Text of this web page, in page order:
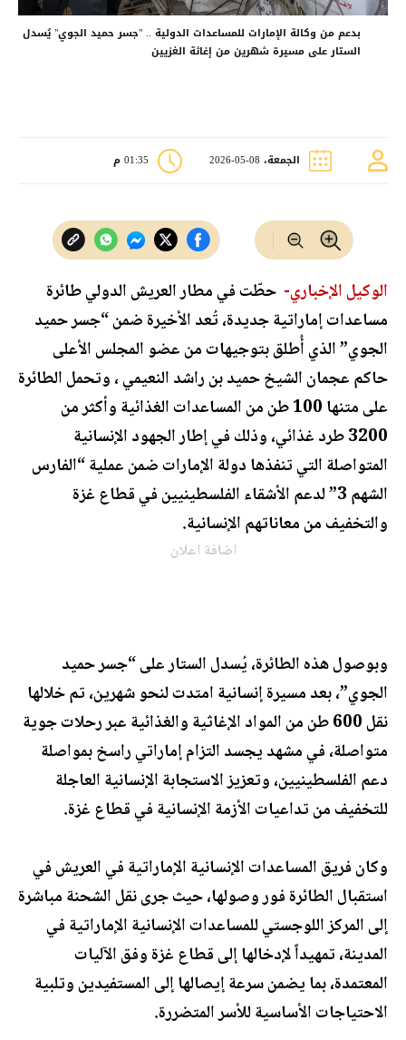
بدعم من وكالة الإمارات للمساعدات الدولية .. "جسر حميد الجوي" يُسدل
الستار على مسيرة شهرين من إغاثة الغزيين
الجمعة، 08-05-2026 01:35 م
الوكيل الإخباري- حطّت في مطار العريش الدولي طائرة
مساعدات إماراتية جديدة، تُعد الأخيرة ضمن “جسر حميد
الجوي” الذي أُطلق بتوجيهات من عضو المجلس الأعلى
حاكم عجمان الشيخ حميد بن راشد النعيمي ، وتحمل الطائرة
على متنها 100 طن من المساعدات الغذائية وأكثر من
3200 طرد غذائي، وذلك في إطار الجهود الإنسانية
المتواصلة التي تنفذها دولة الإمارات ضمن عملية “الفارس
الشهم 3” لدعم الأشقاء الفلسطينيين في قطاع غزة
والتخفيف من معاناتهم الإنسانية.
اضافة اعلان
وبوصول هذه الطائرة، يُسدل الستار على “جسر حميد
الجوي”، بعد مسيرة إنسانية امتدت لنحو شهرين، تم خلالها
نقل 600 طن من المواد الإغاثية والغذائية عبر رحلات جوية
متواصلة، في مشهد يجسد التزام إماراتي راسخ بمواصلة
دعم الفلسطينيين، وتعزيز الاستجابة الإنسانية العاجلة
للتخفيف من تداعيات الأزمة الإنسانية في قطاع غزة.
وكان فريق المساعدات الإنسانية الإماراتية في العريش في
استقبال الطائرة فور وصولها، حيث جرى نقل الشحنة مباشرة
إلى المركز اللوجستي للمساعدات الإنسانية الإماراتية في
المدينة، تمهيداً لإدخالها إلى قطاع غزة وفق الآليات
المعتمدة، بما يضمن سرعة إيصالها إلى المستفيدين وتلبية
الاحتياجات الأساسية للأسر المتضررة.